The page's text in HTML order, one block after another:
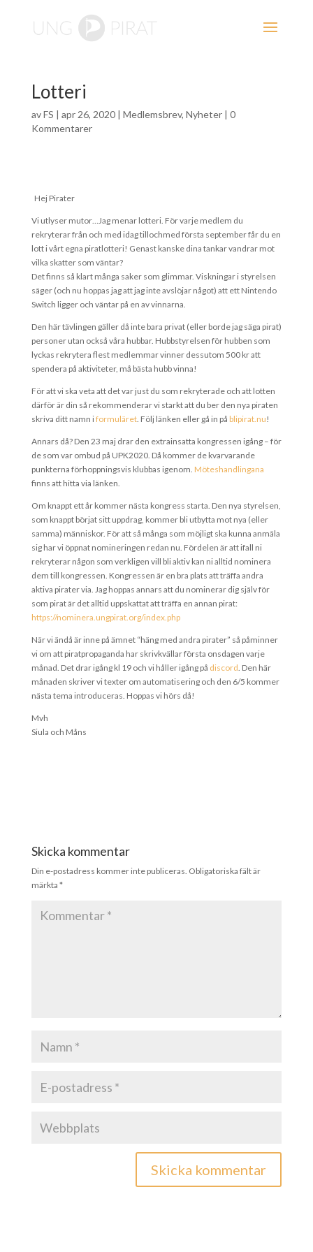
Lotteri
avFS | apr 26, 2020| Medlemsbrev, Nyheter| 0
Kommentarer
Hej Pirater
Vi utlyser mutor…Jag menar lotteri. För varje medlem du
rekryterar från och med idag tillochmed första september får du en
lott i vårt egna piratlotteri! Genast kanske dina tankar vandrar mot
vilka skatter som väntar?
Det finns så klart många saker som glimmar. Viskningar i styrelsen
säger (och nu hoppas jag att jag inte avslöjar något) att ett Nintendo
Switch ligger och väntar på en av vinnarna.
Den här tävlingen gäller då inte bara privat (eller borde jag säga pirat)
personer utan också våra hubbar. Hubbstyrelsen för hubben som
lyckas rekrytera flest medlemmar vinner dessutom 500 kr att
spendera på aktiviteter, må bästa hubb vinna!
För att vi ska veta att det var just du som rekryterade och att lotten
därför är din så rekommenderar vi starkt att du ber den nya piraten
skriva ditt namn iformuläret. Följ länken eller gå in på blipirat.nu!
Annars då? Den 23 maj drar den extrainsatta kongressen igång – för
de som var ombud på UPK2020. Då kommer de kvarvarande
punkterna förhoppningsvis klubbas igenom. Möteshandlingana
finns att hitta via länken.
Om knappt ett år kommer nästa kongress starta. Den nya styrelsen,
som knappt börjat sitt uppdrag, kommer bli utbytta mot nya (eller
samma) människor. För att så många som möjligt ska kunna anmäla
sig har vi öppnat nomineringen redan nu. Fördelen är att ifall ni
rekryterar någon som verkligen vill bli aktiv kan ni alltid nominera
dem till kongressen. Kongressen är en bra plats att träffa andra
aktiva pirater via. Jag hoppas annars att du nominerar dig själv för
som pirat är det alltid uppskattat att träffa en annan pirat:
https://nominera.ungpirat.org/index.php
När vi ändå är inne på ämnet “häng med andra pirater” så påminner
vi om att piratpropaganda har skrivkvällar första onsdagen varje
månad. Det drar igång kl 19 och vi håller igång på discord. Den här
månaden skriver vi texter om automatisering och den 6/5 kommer
nästa tema introduceras. Hoppas vi hörs då!
Mvh
Siula och Måns
Skicka kommentar
Din e-postadress kommer inte publiceras. Obligatoriska fält är
märkta *